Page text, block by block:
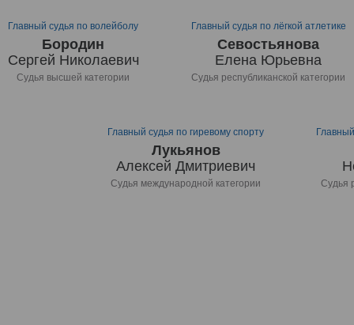
Главный судья по волейболу
Бородин
Сергей Николаевич
Судья высшей категории
Главный судья по лёгкой атлетике
Севостьянова
Елена Юрьевна
Судья республиканской категории
Главный судья по гиревому спорту
Лукьянов
Алексей Дмитриевич
Судья международной категории Судья